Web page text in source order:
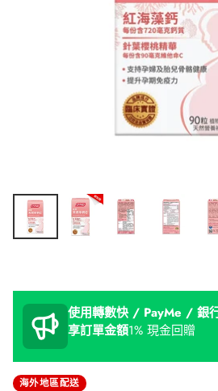
使用轉數快 / PayMe / 銀
享訂單金額1% 現金回贈
海外地區配送